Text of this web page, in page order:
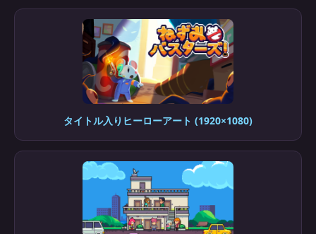
タイトル入りヒーローアート (1920×1080)